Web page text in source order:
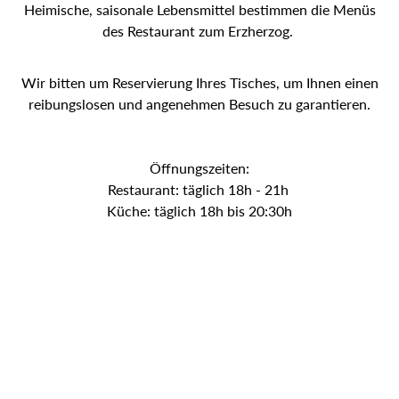
Heimische, saisonale Lebensmittel bestimmen die Menüs
des Restaurant zum Erzherzog.
Wir bitten um Reservierung Ihres Tisches, um Ihnen einen
reibungslosen und angenehmen Besuch zu garantieren.
Öffnungszeiten:
Restaurant: täglich 18h - 21h
Küche: täglich 18h bis 20:30h